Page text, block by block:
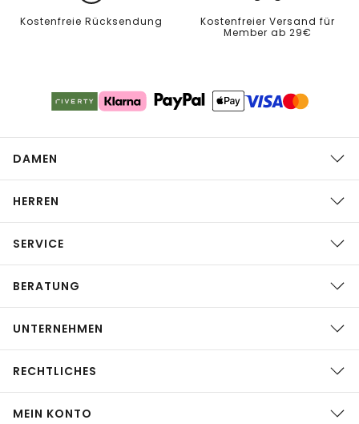
Kostenfreie Rücksendung
Kostenfreier Versand für
Member ab 29€
DAMEN
HERREN
SERVICE
BERATUNG
UNTERNEHMEN
RECHTLICHES
MEIN KONTO